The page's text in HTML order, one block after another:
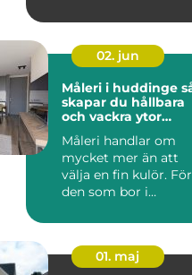
Taket är huset...
02. jun
Måleri i huddinge så
skapar du hållbara
och vackra ytor
Måleri handlar om
mycket mer än att
välja en fin kulör. För
den som bor i
klimat, hu...
01. maj